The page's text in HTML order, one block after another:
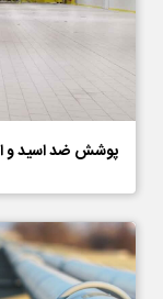
پوشش ضد اسید و